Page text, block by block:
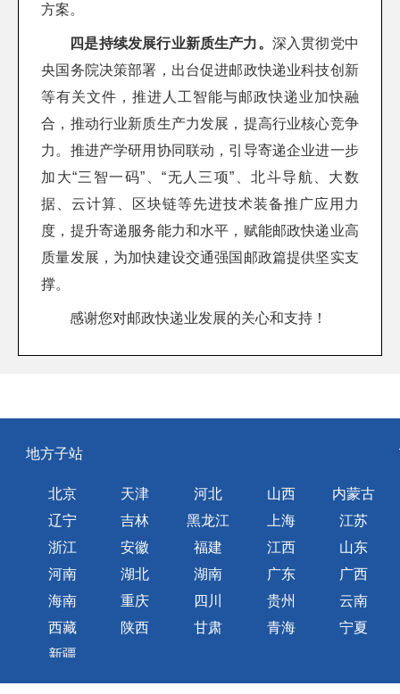
方案。
四是持续发展行业新质生产力。 深入贯彻党中
央国务院决策部署，出台促进邮政快递业科技创新
等有关文件，推进人工智能与邮政快递业加快融
合，推动行业新质生产力发展，提高行业核心竞争
力。推进产学研用协同联动，引导寄递企业进一步
加大“三智一码”、“无人三项”、北斗导航、大数
据、云计算、区块链等先进技术装备推广应用力
度，提升寄递服务能力和水平，赋能邮政快递业高
质量发展，为加快建设交通强国邮政篇提供坚实支
撑。
感谢您对邮政快递业发展的关心和支持！
地方子站
北京 天津 河北 山西
内蒙古
辽宁
吉林 黑龙江 上海
江苏
浙江
安徽 福建 江西
山东
河南
湖北 湖南 广东
广西
海南
重庆 四川 贵州
云南
西藏
陕西 甘肃 青海
宁夏
新疆